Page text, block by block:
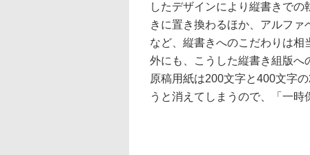
したデザインにより縦書きで
きに置き換わるほか、アルフ
など、縦書きへのこだわりは相
外にも、こうした縦書き組版へ
原稿用紙は200文字と400文字
うと消えてしまうので、「一時